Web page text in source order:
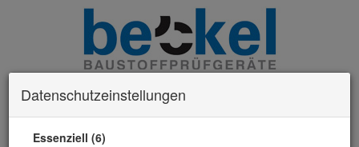
Datenschutzeinstellungen
Essenziell (6)